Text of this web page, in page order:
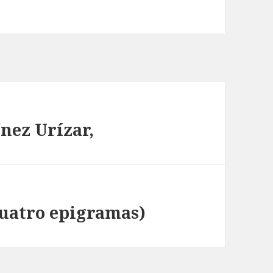
Urízar,
epigramas)